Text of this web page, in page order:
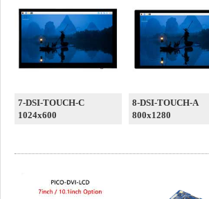
7-DSI-TOUCH-C
1024x600
8-DSI-TOUCH-A
800x1280